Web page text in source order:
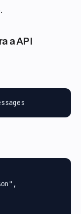
a API